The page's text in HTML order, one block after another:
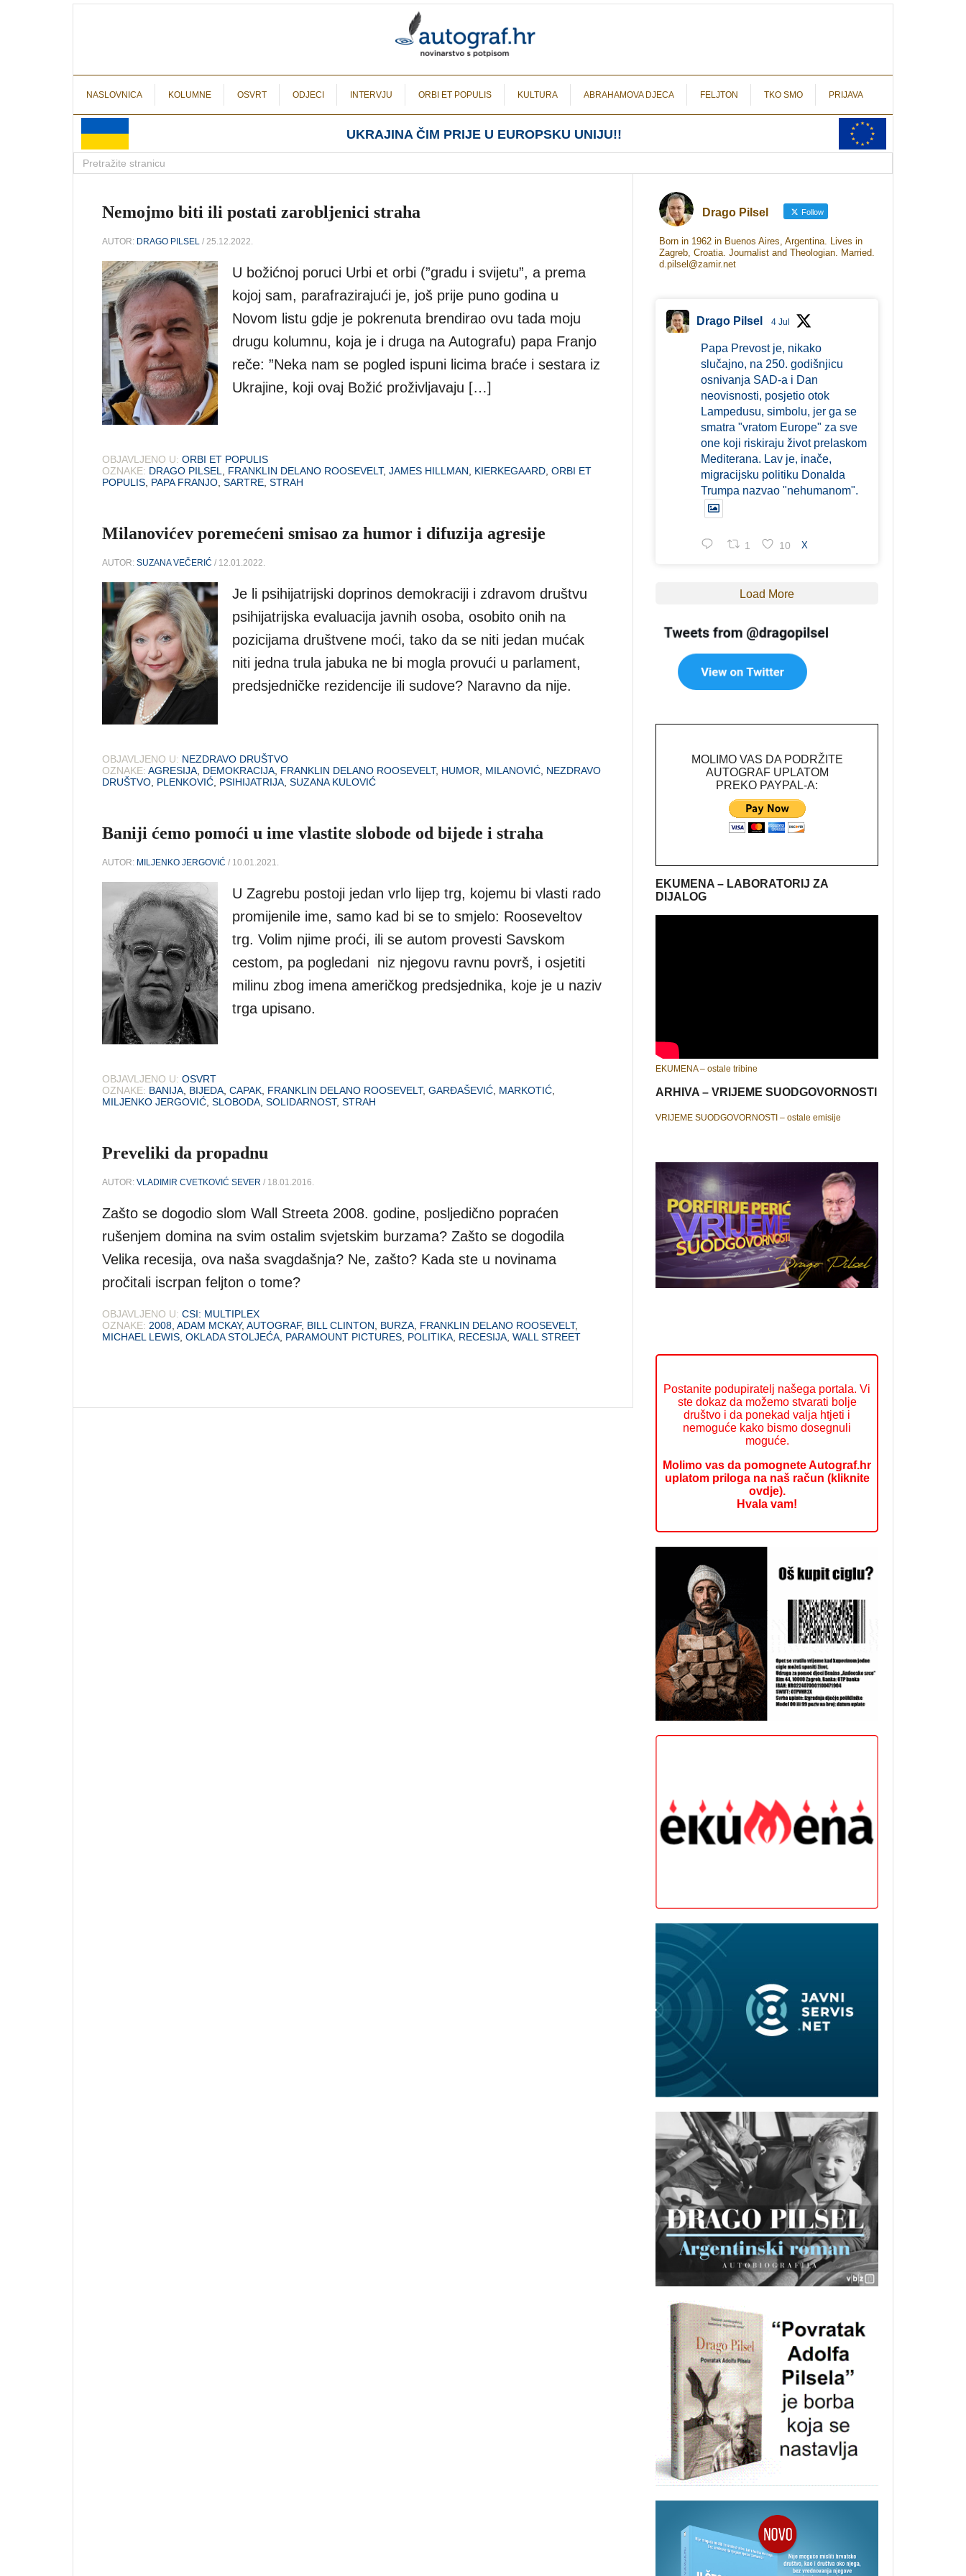
NASLOVNICA KOLUMNE OSVRT ODJECI INTERVJU ORBI ET POPULIS KULTURA ABRAHAMOVA DJECA FELJTON TKO SMO PRIJAVA
UKRAJINA ČIM PRIJE U EUROPSKU UNIJU!!
Nemojmo biti ili postati zarobljenici straha
AUTOR: DRAGO PILSEL / 25.12.2022.
U božićnoj poruci Urbi et orbi (”gradu i svijetu”, a prema
kojoj sam, parafrazirajući je, još prije puno godina u
Novom listu gdje je pokrenuta brendirao ovu tada moju
drugu kolumnu, koja je i druga na Autografu) papa Franjo
reče: ”Neka nam se pogled ispuni licima braće i sestara iz
Ukrajine, koji ovaj Božić proživljavaju […]
OBJAVLJENO U: ORBI ET POPULIS
OZNAKE: DRAGO PILSEL FRANKLIN DELANO ROOSEVELT, JAMES HILLMAN KIERKEGAARD ORBI ET
POPULIS PAPA FRANJO SARTRE STRAH
Milanovićev poremećeni smisao za humor i difuzija agresije
AUTOR: SUZANA VEČERIĆ / 12.01.2022.
Je li psihijatrijski doprinos demokraciji i zdravom društvu
psihijatrijska evaluacija javnih osoba, osobito onih na
pozicijama društvene moći, tako da se niti jedan mućak
niti jedna trula jabuka ne bi mogla provući u parlament,
predsjedničke rezidencije ili sudove? Naravno da nije.
OBJAVLJENO U: NEZDRAVO DRUŠTVO
OZNAKE: AGRESIJA, DEMOKRACIJA, FRANKLIN DELANO ROOSEVELT, HUMOR, MILANOVIĆ, NEZDRAVO
DRUŠTVO, PLENKOVIĆ, PSIHIJATRIJA, SUZANA KULOVIĆ
Baniji ćemo pomoći u ime vlastite slobode od bijede i straha
AUTOR: MILJENKO JERGOVIĆ / 10.01.2021.
U Zagrebu postoji jedan vrlo lijep trg, kojemu bi vlasti rado
promijenile ime, samo kad bi se to smjelo: Rooseveltov
trg. Volim njime proći, ili se autom provesti Savskom
cestom, pa pogledani niz njegovu ravnu površ, i osjetiti
milinu zbog imena američkog predsjednika, koje je u naziv
trga upisano.
OBJAVLJENO U: OSVRT
OZNAKE: BANIJA BIJEDA CAPAK FRANKLIN DELANO ROOSEVELT, GARĐAŠEVIĆ MARKOTIĆ
MILJENKO JERGOVIĆ SLOBODA SOLIDARNOST, STRAH
Preveliki da propadnu
AUTOR: VLADIMIR CVETKOVIĆ SEVER / 18.01.2016.
Zašto se dogodio slom Wall Streeta 2008. godine, posljedično popraćen
rušenjem domina na svim ostalim svjetskim burzama? Zašto se dogodila
Velika recesija, ova naša svagdašnja? Ne, zašto? Kada ste u novinama
pročitali iscrpan feljton o tome?
OBJAVLJENO U: CSI: MULTIPLEX
OZNAKE: 2008 ADAM MCKAY, AUTOGRAF, BILL CLINTON BURZA FRANKLIN DELANO ROOSEVELT,
MICHAEL LEWIS OKLADA STOLJEĆA PARAMOUNT PICTURES POLITIKA RECESIJA WALL STREET
Drago Pilsel Follow
Born in 1962 in Buenos Aires, Argentina. Lives in
Zagreb, Croatia. Journalist and Theologian. Married.
d.pilsel@zamir.net
Drago Pilsel 4 Jul
Papa Prevost je, nikako
slučajno, na 250. godišnjicu
osnivanja SAD-a i Dan
neovisnosti, posjetio otok
Lampedusu, simbolu, jer ga se
smatra "vratom Europe" za sve
one koji riskiraju život prelaskom
Mediterana. Lav je, inače,
migracijsku politiku Donalda
Trumpa nazvao "nehumanom".
1 10 X
Load More
MOLIMO VAS DA PODRŽITE
AUTOGRAF UPLATOM
PREKO PAYPAL-A:
EKUMENA – LABORATORIJ ZA
DIJALOG
EKUMENA – ostale tribine
ARHIVA – VRIJEME SUODGOVORNOSTI
VRIJEME SUODGOVORNOSTI – ostale emisije
Postanite podupiratelj našega portala. Vi
ste dokaz da možemo stvarati bolje
društvo i da ponekad valja htjeti i
nemoguće kako bismo dosegnuli
moguće.
Molimo vas da pomognete Autograf.hr
uplatom priloga na naš račun (kliknite
ovdje).
Hvala vam!